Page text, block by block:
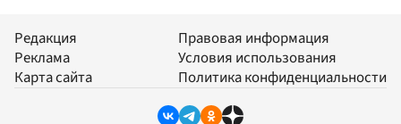
Редакция
Реклама
Карта сайта
Правовая информация
Условия использования
Политика конфиденциальности